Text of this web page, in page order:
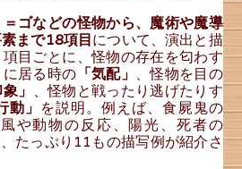
ゴなどの怪物から、魔術や魔導
まで18項目について、演出と描
目ごとに、怪物の存在を匂わす
居る時の 「気配」 、怪物を目の
象」 、怪物と戦ったり逃げたりす
動」 を説明。例えば、食屍鬼の
や動物の反応、陽光、死者の
たっぷり11もの描写例が紹介さ